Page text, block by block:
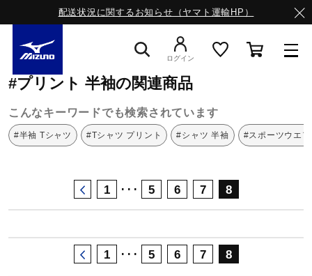
配送状況に関するお知らせ（ヤマト運輸HP）
ライフスタイルウエア
ランニング
サッカー／フットサル
ログイン
ミズノ公式オンライン
#プリント 半袖の関連商品
こんなキーワードでも検索されています
#半袖 Tシャツ #Tシャツ プリント #シャツ 半袖 #スポーツウエ
1 ･･･ 5 6 7 8
1 ･･･ 5 6 7 8